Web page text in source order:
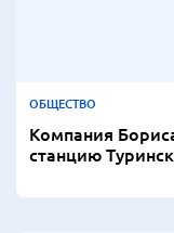
ОБЩЕСТВО
Компания
станцию